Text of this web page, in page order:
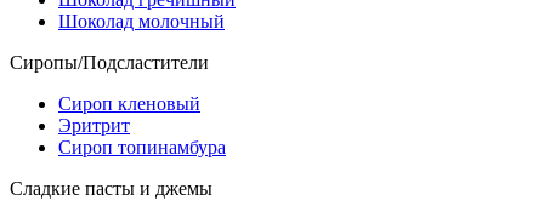
Шоколад молочный
Сиропы/Подсластители
Сироп кленовый
Эритрит
Сироп топинамбура
Сладкие пасты и джемы